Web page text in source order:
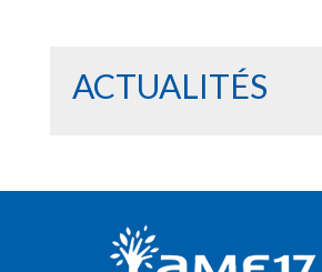
ACTUALITÉS